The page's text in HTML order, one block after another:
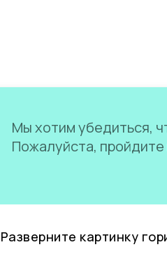
Мы хотим убедиться,
Пожалуйста, пройдите
Разверните картинку